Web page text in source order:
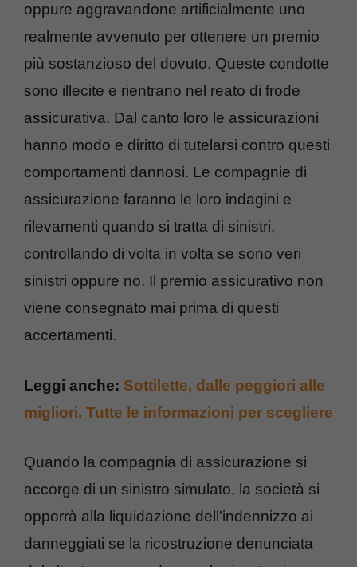
oppure aggravandone artificialmente uno
realmente avvenuto per ottenere un premio
più sostanzioso del dovuto. Queste condotte
sono illecite e rientrano nel reato di frode
assicurativa. Dal canto loro le assicurazioni
hanno modo e diritto di tutelarsi contro questi
comportamenti dannosi. Le compagnie di
assicurazione faranno le loro indagini e
rilevamenti quando si tratta di sinistri,
controllando di volta in volta se sono veri
sinistri oppure no. Il premio assicurativo non
viene consegnato mai prima di questi
accertamenti.
Leggi anche: Sottilette, dalle peggiori alle
migliori. Tutte le informazioni per scegliere
Quando la compagnia di assicurazione si
accorge di un sinistro simulato, la società si
opporrà alla liquidazione dell’indennizzo ai
danneggiati se la ricostruzione denunciata